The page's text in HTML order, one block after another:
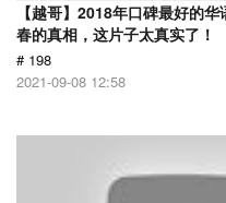
【越哥】2018年口碑最好的
春的真相，这片子太真实了！
# 198
2021-09-08 12:58